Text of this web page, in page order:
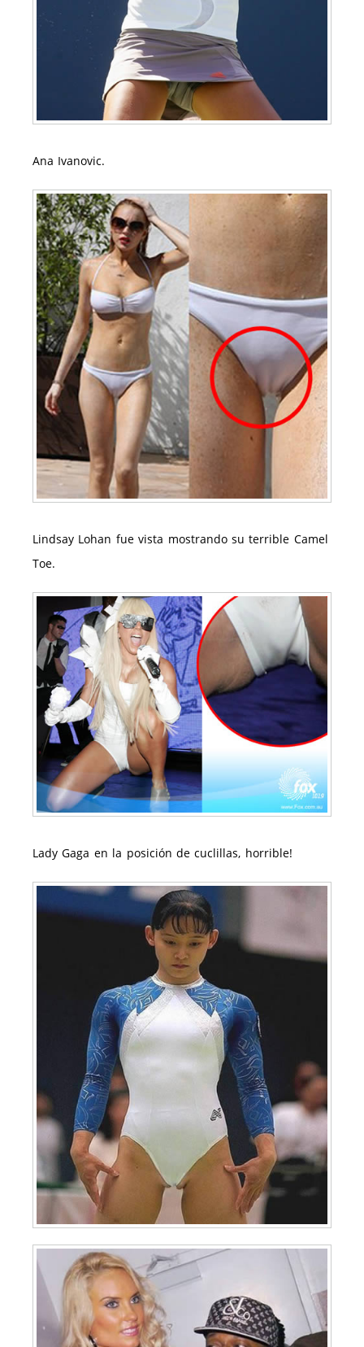
Ana Ivanovic.
Lindsay Lohan fue vista mostrando su terrible Camel
Toe.
Lady Gaga en la posición de cuclillas, horrible!